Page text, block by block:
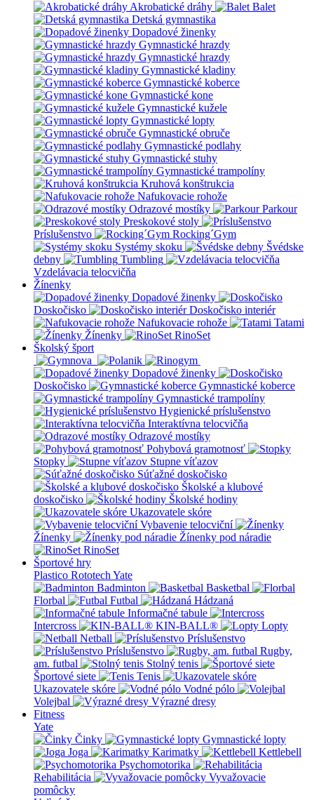
Akrobatické dráhy
Balet
Detská gymnastika
Dopadové žinenky
Gymnastické hrazdy
Gymnastické hrazdy
Gymnastické kladiny
Gymnastické koberce
Gymnastické kone
Gymnastické kužele
Gymnastické lopty
Gymnastické obruče
Gymnastické podlahy
Gymnastické stuhy
Gymnastické trampolíny
Kruhová konštrukcia
Nafukovacie rohože
Odrazové mostíky
Parkour
Preskokové stoly
Príslušenstvo
Rocking´Gym
Systémy skoku
Švédske
debny
Tumbling
Vzdelávacia telocvičňa
Žínenky
Dopadové žinenky
Doskočisko
Doskočisko interiér
Nafukovacie rohože
Tatami
Žínenky
RinoSet
Školský šport
Dopadové žinenky
Doskočisko
Gymnastické koberce
Gymnastické trampolíny
Hygienické príslušenstvo
Interaktívna telocvičňa
Odrazové mostíky
Pohybová gramotnosť
Stopky
Stupne víťazov
Súťažné doskočisko
Školské a klubové
doskočisko
Školské hodiny
Ukazovatele skóre
Vybavenie telocviční
Žínenky
Žínenky pod náradie
RinoSet
Športové hry
Plastico Rototech Yate
Badminton
Basketbal
Florbal
Futbal
Hádzaná
Informačné tabule
Intercross
KIN-BALL®
Lopty
Netball
Príslušenstvo
Príslušenstvo
Rugby,
am. futbal
Stolný tenis
Športové siete
Tenis
Ukazovatele skóre
Vodné pólo
Volejbal
Výrazné dresy
Fitness
Yate
Činky
Gymnastické lopty
Joga
Karimatky
Kettlebell
Psychomotorika
Rehabilitácia
Vyvažovacie
pomôcky